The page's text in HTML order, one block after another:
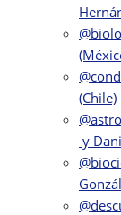
(Chile)
y